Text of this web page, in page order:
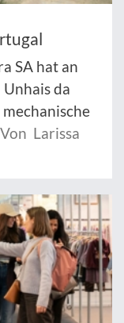
SA hat an
da
Von Larissa